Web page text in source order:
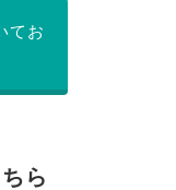
てお
ら